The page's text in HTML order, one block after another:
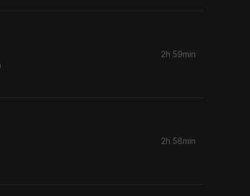
2h 59min
2h 58min